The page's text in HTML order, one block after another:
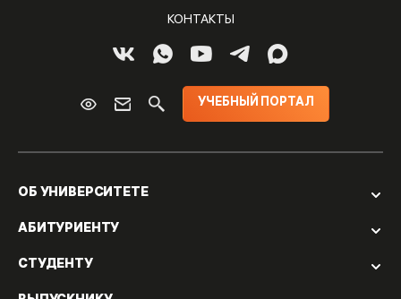
КОНТАКТЫ
УЧЕБНЫЙ ПОРТАЛ
ОБ УНИВЕРСИТЕТЕ
АБИТУРИЕНТУ
СТУДЕНТУ